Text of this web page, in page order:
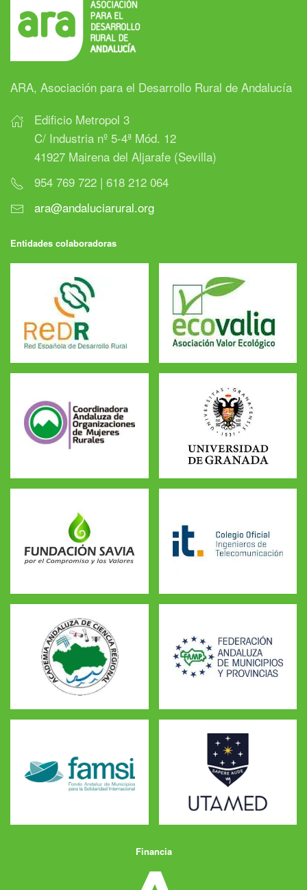
ARA, Asociación para el Desarrollo Rural de Andalucía
Edificio Metropol 3
C/ Industria nº 5-4ª Mód. 12
41927 Mairena del Aljarafe (Sevilla)
954 769 722 | 618 212 064
ara@andaluciarural.org
Entidades colaboradoras
Financia